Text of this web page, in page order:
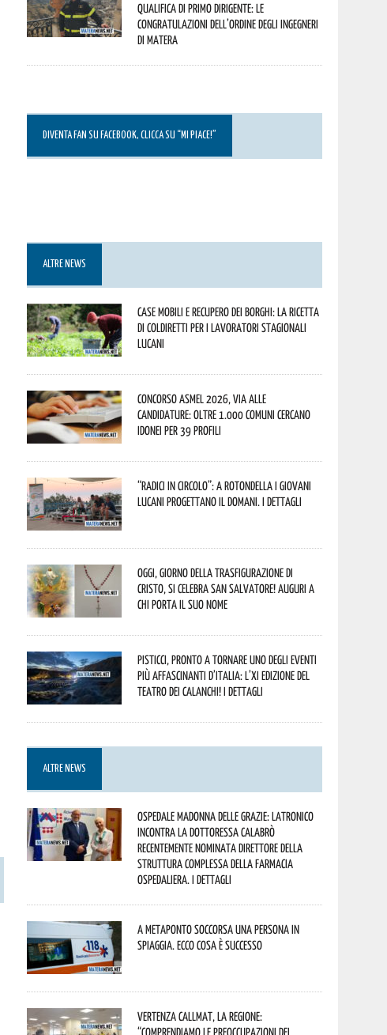
qualifica di Primo Dirigente: le
congratulazioni dell’Ordine degli Ingegneri
di Matera
DIVENTA FAN SU FACEBOOK, CLICCA SU “MI PIACE!”
ALTRE NEWS
Case mobili e recupero dei borghi: la ricetta
di Coldiretti per i lavoratori stagionali
lucani
Concorso Asmel 2026, via alle
candidature: oltre 1.000 Comuni cercano
idonei per 39 profili
“Radici in Circolo”: a Rotondella i giovani
lucani progettano il domani. I dettagli
Oggi, giorno della Trasfigurazione di
Cristo, si celebra San Salvatore! Auguri a
chi porta il suo nome
Pisticci, pronto a tornare uno degli eventi
più affascinanti d’Italia: l’XI edizione del
Teatro dei Calanchi! I dettagli
ALTRE NEWS
Ospedale Madonna delle Grazie: Latronico
incontra la dottoressa Calabrò
recentemente nominata Direttore della
Struttura Complessa della Farmacia
Ospedaliera. I dettagli
A Metaponto soccorsa una persona in
spiaggia. Ecco cosa è successo
Vertenza CallMat, la Regione:
“comprendiamo le preoccupazioni dei